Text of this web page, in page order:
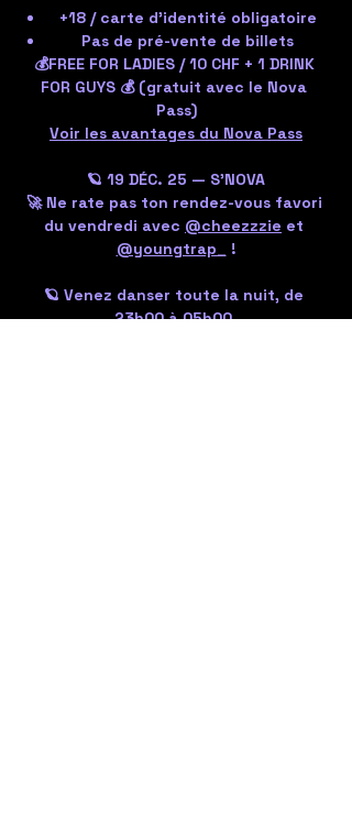
+18 / carte d'identité obligatoire
Pas de pré-vente de billets
💰FREE FOR LADIES / 10 CHF + 1 DRINK
FOR GUYS 💰 (gratuit avec le Nova
Pass)
Voir les avantages du Nova Pass
🪐 19 DÉC. 25 — S’NOVA
🚀 Ne rate pas ton rendez-vous favori
du vendredi avec @cheezzzie et
@youngtrap_
!
🪐 Venez danser toute la nuit, de
23h00 à 05h00.